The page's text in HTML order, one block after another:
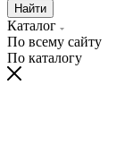
Найти
Каталог
По всему сайту
По каталогу